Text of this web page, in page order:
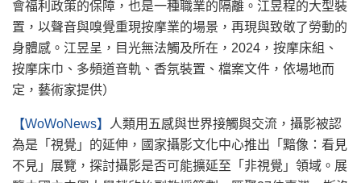
會福利政策的保障，也是一種職業的隔離。江昱程的大型裝
置，以聲音與嗅覺重現按摩業的場景，再現與致敬了勞動的
身體感。江昱呈，目光無法觸及所在，2024，按摩床組、
按摩床巾、多頻道音軌、香氛裝置、檔案文件，依場地而
定，藝術家提供）
【WoWoNews】
人類用五感與世界接觸與交流，攝影被認
為是「視覺」的延伸，國家攝影文化中心推出「黯像：看見
不見」展覽，探討攝影是否可能擴延至「非視覺」領域。展